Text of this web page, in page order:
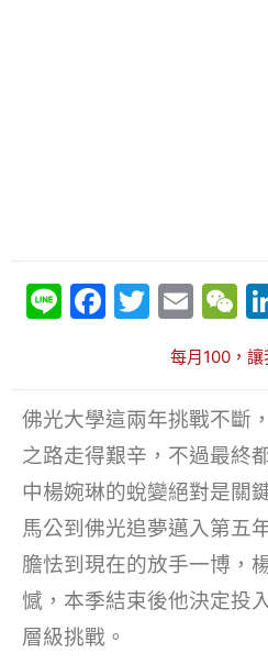
Li F
e
b
o
o
k
T
itt
er
E
ai
l
C
h
每月100，
佛光大學這兩年挑戰不斷
之路走得艱辛，不過最終
中楊婉琳的蛻變絕對是關
馬公到佛光追夢邁入第五
膽怯到現在的放手一博，
憾，本季結束後他決定投
層級挑戰。